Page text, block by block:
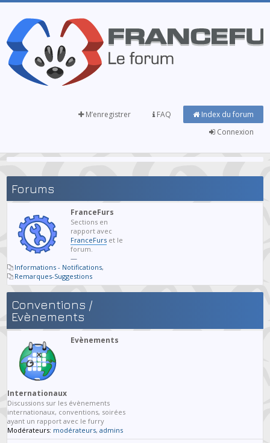
Index du forum
FAQ
M’enregistrer
Connexion
Forums
FranceFurs
Sections en
rapport avec
FranceFurs et le
forum.
—
Informations - Notifications,
Remarques-Suggestions
Conventions /
Evènements
Evènements
Internationaux
Discussions sur les évènements
internationaux, conventions, soirées
ayant un rapport avec le furry
Modérateurs: modérateurs,admins